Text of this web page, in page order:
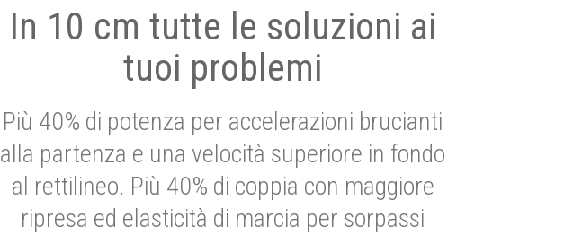
In 10 cm tutte le soluzioni ai
tuoi problemi
Più 40% di potenza per accelerazioni brucianti
alla partenza e una velocità superiore in fondo
al rettilineo. Più 40% di coppia con maggiore
ripresa ed elasticità di marcia per sorpassi